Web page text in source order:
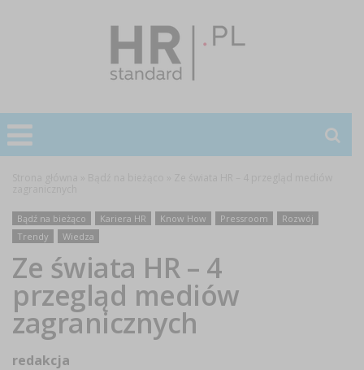
Bądź na bieżąco Kariera HR Know How Pressroom
Rozwój
Trendy
Wiedza
Ze świata HR – 4
przegląd mediów
zagranicznych
redakcja